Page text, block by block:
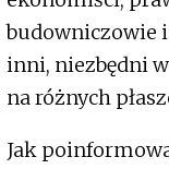
budowniczowie
inni, niezbędni
na różnych
Jak